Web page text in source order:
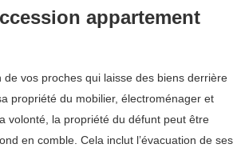
appartement
de vos proches qui laisse des biens derrière
propriété du mobilier, électroménager et
volonté, la propriété du défunt peut être
en comble. Cela inclut l’évacuation de ses